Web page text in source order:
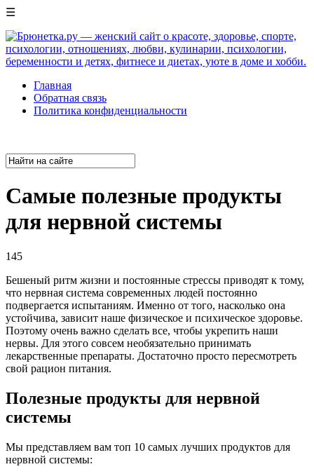
☰
Главная
Обратная связь
Политика конфиденциальности
Самые полезные продукты
для нервной системы
145
Бешеный ритм жизни и постоянные стрессы приводят к тому,
что нервная система современных людей постоянно
подвергается испытаниям. Именно от того, насколько она
устойчива, зависит наше физическое и психическое здоровье.
Поэтому очень важно сделать все, чтобы укрепить наши
нервы. Для этого совсем необязательно принимать
лекарственные препараты. Достаточно просто пересмотреть
свой рацион питания.
Полезные продукты для нервной
системы
Мы представляем вам топ 10 самых лучших продуктов для
нервной системы: